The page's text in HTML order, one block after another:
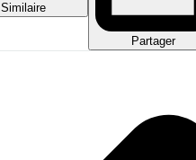
Similaire
Partager